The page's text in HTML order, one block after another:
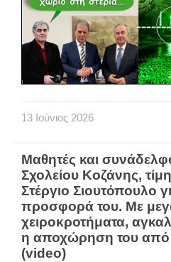
13 Ιούνιος 2026
Μαθητές και
Σχολείου Κοζάνης,
Στέργιο Σιουτόπουλο
προσφορά του. Με
χειροκροτήματα,
η αποχώρηση του από
(video)